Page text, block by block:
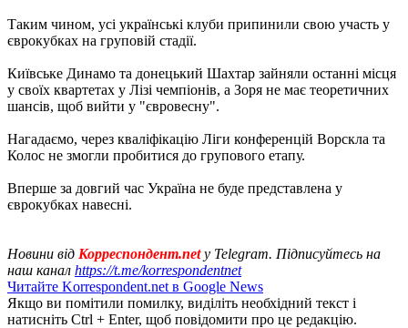
Таким чином, усі українські клуби припинили свою участь у
єврокубках на груповій стадії.
Київське Динамо та донецький Шахтар зайняли останні місця
у своїх квартетах у Лізі чемпіонів, а Зоря не має теоретичних
шансів, щоб вийти у "євровесну".
Нагадаємо, через кваліфікацію Ліги конференцій Ворскла та
Колос не змогли пробитися до групового етапу.
Вперше за довгий час Україна не буде представлена ​​у
єврокубках навесні.
Новини від Корреспондент.netу Telegram. Підписуйтесь на
наш канал https://t.me/korrespondentnet
Читайте Korrespondent.net в Google News
Якщо ви помітили помилку, виділіть необхідний текст і
натисніть Ctrl + Enter, щоб повідомити про це редакцію.